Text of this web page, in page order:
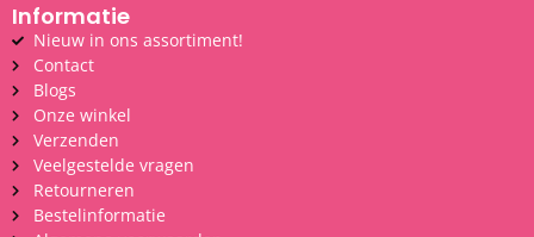
Informatie
Nieuw in ons assortiment!
Contact
Blogs
Onze winkel
Verzenden
Veelgestelde vragen
Retourneren
Bestelinformatie